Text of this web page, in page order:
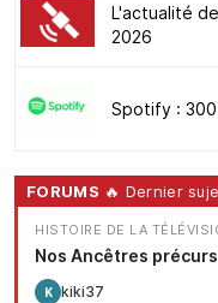
L'actualité
2026
Spotify : 300
FORUMS 🔥 Dernier
HISTOIRE DE LA
Nos Ancêtres
K kiki37